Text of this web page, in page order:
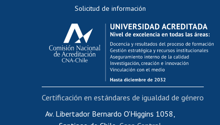
Evaluación docente
Calificación académica
Postulación al AUCAI
Funcionarias/os
Cursos internos de capacitación
Bienestar del personal
Portal de movilidad interna
Certificado de renta
Solicitud de información
Av. Libertador Bernardo O'Higgins 1058,
Certificación en estándares de igualdad de género